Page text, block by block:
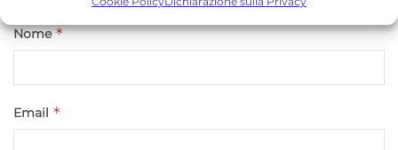
combinazione di dati provenienti da fonti diverse.
Marketing
Archiviare informazioni su dispositivo e/o accedervi, Utilizzare
dati limitati per la selezione della pubblicità, Creare profili per la
Nome*
Email *